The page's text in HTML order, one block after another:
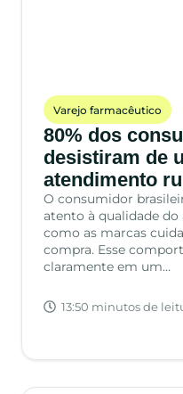
Varejo farmacêutico
80% dos
desistiram de
atendimento
O consumidor
atento à qualidade
como as marcas
compra. Esse
claramente em um…
13:50 minutos de